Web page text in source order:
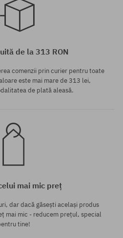
de la 313 RON
comenzii prin curier pentru toate
este mai mare de 313 lei,
de plată aleasă.
mai mic preț
dar dacă găsești același produs
mai mic - reducem prețul, special
tine!